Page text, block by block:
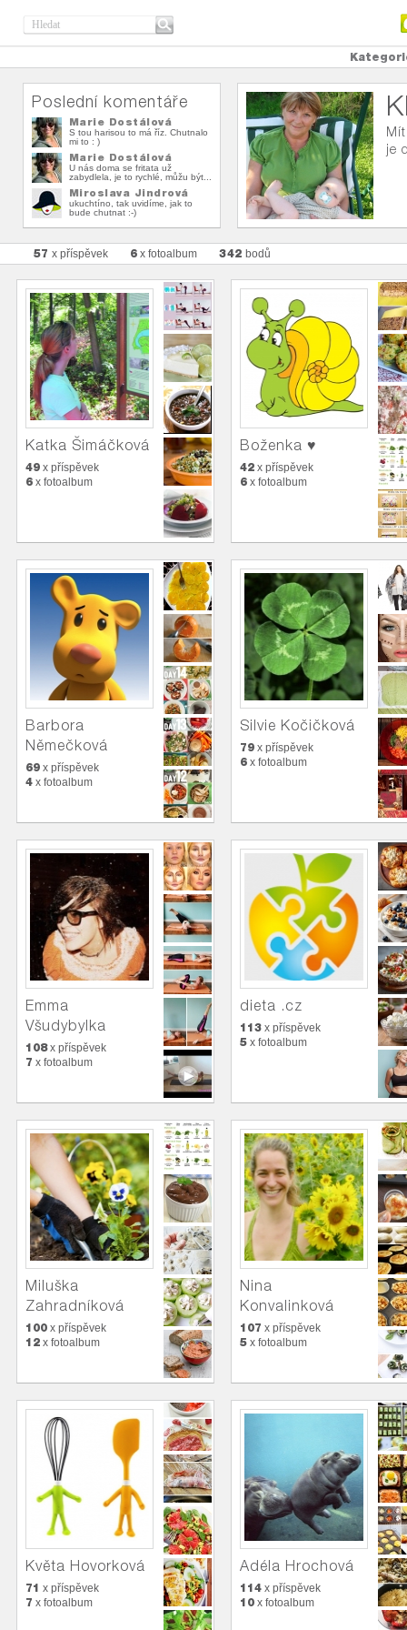
Poslední komentáře
Marie Dostálová
S tou harisou to má říz. Chutnalo
mi to : )
Marie Dostálová
U nás doma se fritata už
zabydlela, je to rychlé, můžu být...
Miroslava Jindrová
ukuchtíno, tak uvidíme, jak to
bude chutnat :-)
je
57 x příspěvek 6 x fotoalbum 342 bodů
Katka Šimáčková
49 x příspěvek
6 x fotoalbum
Boženka ♥
42 x příspěvek
6 x fotoalbum
Barbora
Němečková
69 x příspěvek
4 x fotoalbum
Silvie Kočičková
79 x příspěvek
6 x fotoalbum
Emma
Všudybylka
108x příspěvek
7 x fotoalbum
dieta .cz
113 x příspěvek
5 x fotoalbum
Miluška
Zahradníková
100 x příspěvek
12 x fotoalbum
Nina
Konvalinková
107 x příspěvek
5 x fotoalbum
Květa Hovorková
71 x příspěvek
7 x fotoalbum
Adéla Hrochová
114 x příspěvek
10 x fotoalbum